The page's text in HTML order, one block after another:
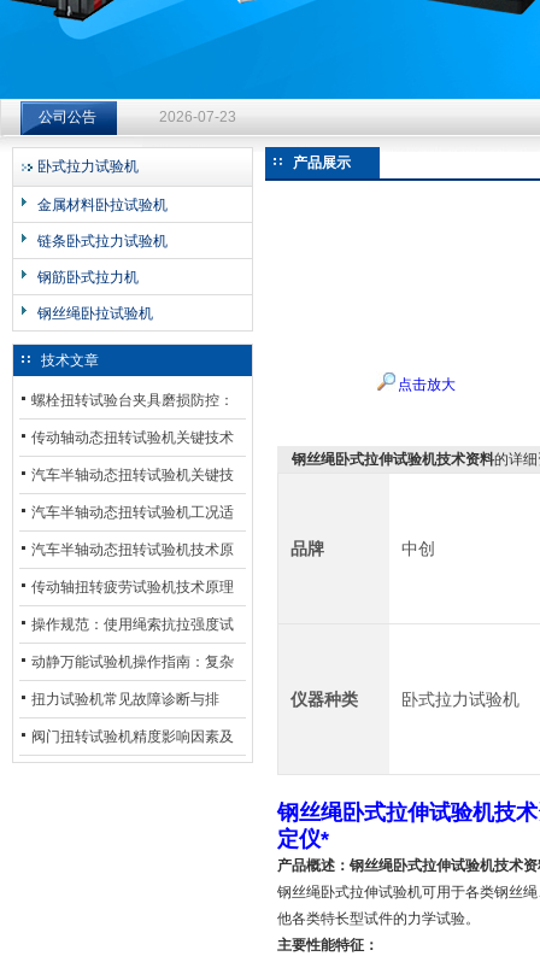
公司公告 2026-07-23
钻杆扭转试验台选型指南：从额定扭矩到加载频率的工况适配
2026-07-23
钻杆扭转试验台选型指南：从额定扭矩到加载频率的工况适配
2026-07-23
卧式拉力试验机
金属材料卧拉试验机
链条卧式拉力试验机
钢筋卧式拉力机
钢丝绳卧拉试验机
技术文章
螺栓扭转试验台夹具磨损防控：
材质选型与表面处理的耐用性优
化
传动轴动态扭转试验机关键技术
及产业落地应用
汽车半轴动态扭转试验机关键技
术及产业落地应用
汽车半轴动态扭转试验机工况适
配与质控应用探析
汽车半轴动态扭转试验机技术原
理与行业应用
传动轴扭转疲劳试验机技术原理
与行业应用
操作规范：使用绳索抗拉强度试
验机的完整测试步骤
动静万能试验机操作指南：复杂
动态测试的标准化流程
扭力试验机常见故障诊断与排
除：从传感器信号异常到机械传
阀门扭转试验机精度影响因素及
产品展示
点击放大
钢丝绳卧式拉伸试验机技术资料的详
品牌 中创
仪器种类 卧式拉力试验机
钢丝绳卧式拉伸试验机技
定仪*
产品概述： 钢丝绳卧式拉伸试验机技术
钢丝绳卧式拉伸试验机可用于各类钢丝
他各类特长型试件的力学试验。
主要性能特征：